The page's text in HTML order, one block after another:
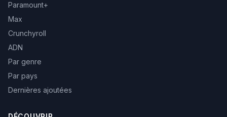
Paramount+
Max
Crunchyroll
ADN
Par genre
Par pays
Dernières ajoutées